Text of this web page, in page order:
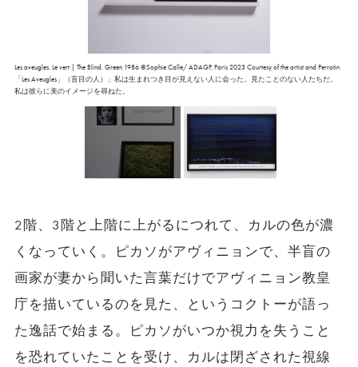
Les aveugles. Le vert | The Blind. Green 1986 ©Sophie Calle/ ADAGP, Paris 2023 Courtesy of the artist and Perrotin
「Les Aveugles」（盲目の人）」私は生まれつき目が見えない人に会った。見たことのない人たちだ。
私は彼らに美のイメージを尋ねた。
2階、3階と上階に上がるにつれて、カルの色が濃
くなっていく。ピカソがアヴィニョンで、半盲の
画家が妻から聞いた言葉だけでアヴィニョン教皇
庁を描いているのを見た、というコクトーが語っ
た逸話で始まる。ピカソがいつか視力を失うこと
を恐れていたことを受け、カルは閉ざされた視線